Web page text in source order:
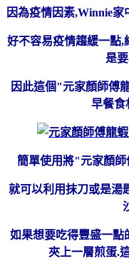
因為疫情因素,Winnie
好不容易疫情趨緩一點,
是
因此這個"元家顏師傅
早餐食
簡單使用將"元家顏師
就可以利用抹刀或是湯
如果想要吃得豐盛一點
夾上一層煎蛋.